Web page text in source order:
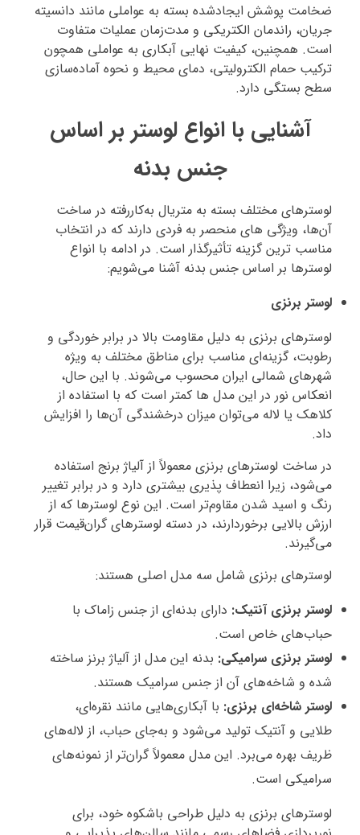
ضخامت پوشش ایجادشده بسته به عواملی مانند دانسیته
جریان، راندمان الکتریکی و مدت‌زمان عملیات متفاوت
است. همچنین، کیفیت نهایی آبکاری به عواملی همچون
ترکیب حمام الکترولیتی، دمای محیط و نحوه آماده‌سازی
سطح بستگی دارد.
آشنایی با انواع لوستر بر اساس
جنس بدنه
لوسترهای مختلف بسته به متریال به‌کاررفته در ساخت
آن‌ها، ویژگی‌ های منحصر به‌ فردی دارند که در انتخاب
مناسب‌ ترین گزینه تأثیرگذار است. در ادامه با انواع
لوسترها بر اساس جنس بدنه آشنا می‌شویم:
لوستر برنزی
لوسترهای برنزی به دلیل مقاومت بالا در برابر خوردگی و
رطوبت، گزینه‌ای مناسب برای مناطق مختلف به‌ ویژه
شهرهای شمالی ایران محسوب می‌شوند. با این‌ حال،
انعکاس نور در این مدل‌ ها کمتر است که با استفاده از
کلاهک یا لاله می‌توان میزان درخشندگی آن‌ها را افزایش
داد.
در ساخت لوسترهای برنزی معمولاً از آلیاژ برنج استفاده
می‌شود، زیرا انعطاف‌ پذیری بیشتری دارد و در برابر تغییر
رنگ و اسید شدن مقاوم‌تر است. این نوع لوسترها که از
ارزش بالایی برخوردارند، در دسته لوسترهای گران‌قیمت قرار
می‌گیرند.
لوسترهای برنزی شامل سه مدل اصلی هستند:
لوستر برنزی آنتیک: دارای بدنه‌ای از جنس زاماک با
حباب‌های خاص است.
لوستر برنزی سرامیکی: بدنه این مدل از آلیاژ برنز ساخته
شده و شاخه‌های آن از جنس سرامیک هستند.
لوستر شاخه‌ای برنزی: با آبکاری‌هایی مانند نقره‌ای،
طلایی و آنتیک تولید می‌شود و به‌جای حباب، از لاله‌های
ظریف بهره می‌برد. این مدل معمولاً گران‌تر از نمونه‌های
سرامیکی است.
لوسترهای برنزی به دلیل طراحی باشکوه خود، برای